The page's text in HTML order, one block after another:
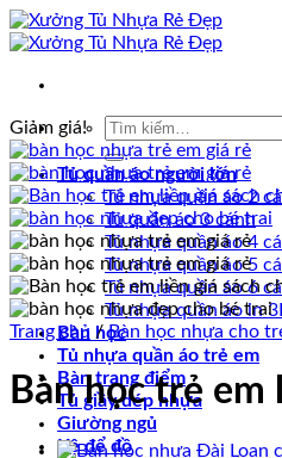
Bỏ
qua
dung
Tìm
kiếm:
Tủ quần áo người lớn
Tủ nhựa quần áo 2
Tủ quần áo 3 cánh
Tủ nhựa quần áo 4
Tủ nhựa quần áo 5
Tủ nhựa quần áo 6
Tủ nhựa quần áo in
Bàn học
Tủ nhựa quần áo trẻ em
Bàn trang điểm
Tủ giầy dép nhựa
Giường ngủ
Kệ để đồ
Giảm giá!
Trang chủ / Bàn học nhựa cho
Bàn học trẻ